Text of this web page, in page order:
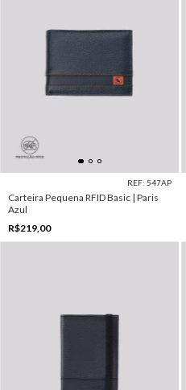
REF: 547AP
Carteira Pequena RFID Basic | Paris
Azul
R$219,00